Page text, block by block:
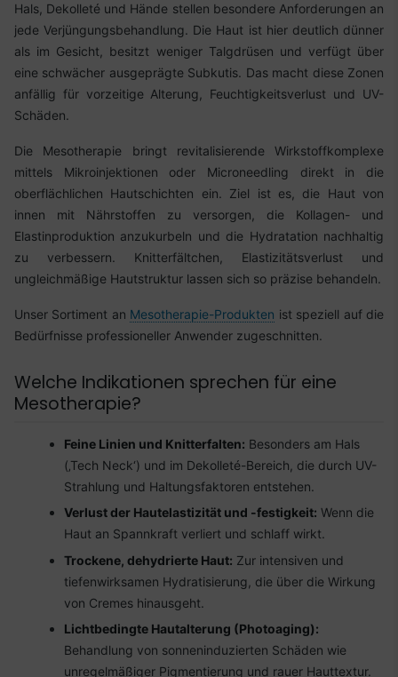
Hals, Dekolleté und Hände stellen besondere Anforderungen an
jede Verjüngungsbehandlung. Die Haut ist hier deutlich dünner
als im Gesicht, besitzt weniger Talgdrüsen und verfügt über
eine schwächer ausgeprägte Subkutis. Das macht diese Zonen
anfällig für vorzeitige Alterung, Feuchtigkeitsverlust und UV-
Schäden.
Die Mesotherapie bringt revitalisierende Wirkstoffkomplexe
mittels Mikroinjektionen oder Microneedling direkt in die
oberflächlichen Hautschichten ein. Ziel ist es, die Haut von
innen mit Nährstoffen zu versorgen, die Kollagen- und
Elastinproduktion anzukurbeln und die Hydratation nachhaltig
zu verbessern. Knitterfältchen, Elastizitätsverlust und
ungleichmäßige Hautstruktur lassen sich so präzise behandeln.
Unser Sortiment an Mesotherapie-Produkten ist speziell auf die
Bedürfnisse professioneller Anwender zugeschnitten.
Welche Indikationen sprechen für eine
Mesotherapie?
Feine Linien und Knitterfalten: Besonders am Hals
(‚Tech Neck‘) und im Dekolleté-Bereich, die durch UV-
Strahlung und Haltungsfaktoren entstehen.
Verlust der Hautelastizität und -festigkeit: Wenn die
Haut an Spannkraft verliert und schlaff wirkt.
Trockene, dehydrierte Haut: Zur intensiven und
tiefenwirksamen Hydratisierung, die über die Wirkung
von Cremes hinausgeht.
Lichtbedingte Hautalterung (Photoaging):
Behandlung von sonneninduzierten Schäden wie
unregelmäßiger Pigmentierung und rauer Hauttextur.